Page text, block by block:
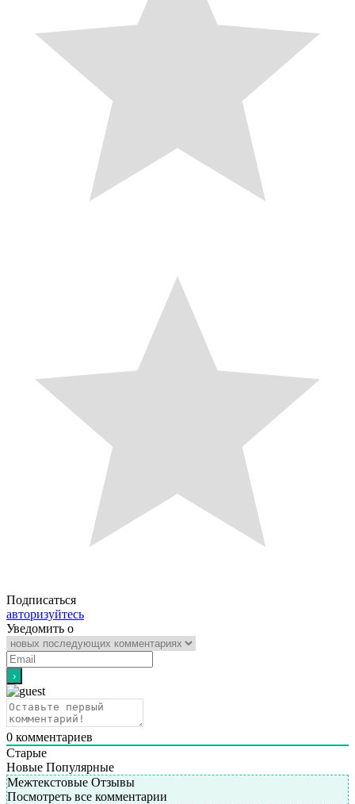
Подписаться
авторизуйтесь
Уведомить о
0 комментариев
Старые
Новые Популярные
Межтекстовые Отзывы
Посмотреть все комментарии